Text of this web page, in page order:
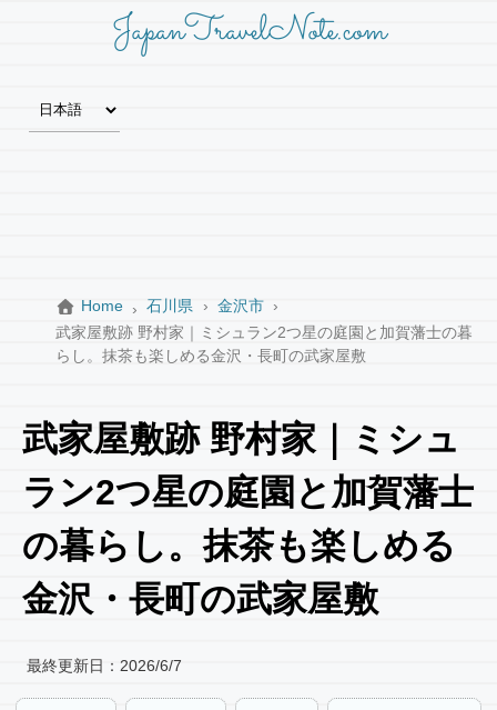
JapanTravelNote.com
Home 石川県
金沢市
武家屋敷跡 野村家｜ミシュラン2つ星の庭園と加賀藩士の暮
らし。抹茶も楽しめる金沢・長町の武家屋敷
武家屋敷跡 野村家｜ミシュ
ラン2つ星の庭園と加賀藩士
の暮らし。抹茶も楽しめる
金沢・長町の武家屋敷
最終更新日： 2026/6/7